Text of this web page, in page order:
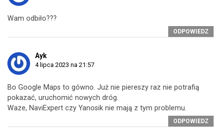
Wam odbiło???
ODPOWIEDZ
Ayk
4 lipca 2023 na 21:57
Bo Google Maps to gówno. Już nie piereszy raz nie potrafią
pokazać, uruchomić nowych dróg.
Waze, NaviExpert czy Yanosik nie mają z tym problemu.
ODPOWIEDZ